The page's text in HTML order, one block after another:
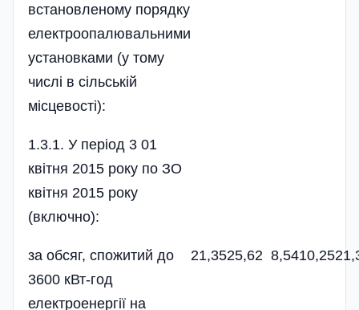
встановленому порядку
електроопалювальними
установками (у тому
числі в сільській
місцевості):
1.3.1. У період 3 01
квітня 2015 року по ЗО
квітня 2015 року
(включно):
за обсяг, спожитий до
3600 кВт-год
електроенергії на
21,3525,62 8,5410,25